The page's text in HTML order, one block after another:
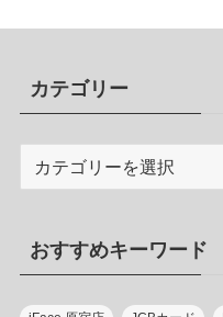
カテゴリー
リ
ー
おすすめキーワード